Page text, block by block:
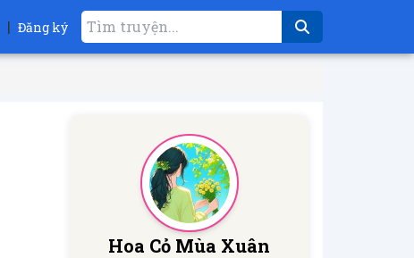
| Đăng ký
Hoa Cỏ Mùa Xuân